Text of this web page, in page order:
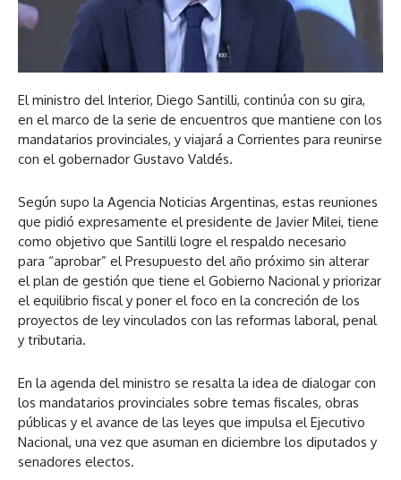
El ministro del Interior, Diego Santilli, continúa con su gira,
en el marco de la serie de encuentros que mantiene con los
mandatarios provinciales, y viajará a Corrientes para reunirse
con el gobernador Gustavo Valdés.
Según supo la Agencia Noticias Argentinas, estas reuniones
que pidió expresamente el presidente de Javier Milei, tiene
como objetivo que Santilli logre el respaldo necesario
para “aprobar” el Presupuesto del año próximo sin alterar
el plan de gestión que tiene el Gobierno Nacional y priorizar
el equilibrio fiscal y poner el foco en la concreción de los
proyectos de ley vinculados con las reformas laboral, penal
y tributaria.
En la agenda del ministro se resalta la idea de dialogar con
los mandatarios provinciales sobre temas fiscales, obras
públicas y el avance de las leyes que impulsa el Ejecutivo
Nacional, una vez que asuman en diciembre los diputados y
senadores electos.